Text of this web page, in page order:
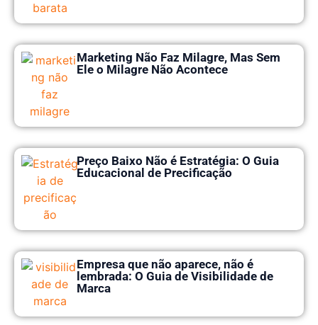
Marketing Não Faz Milagre, Mas Sem
Ele o Milagre Não Acontece
Preço Baixo Não é Estratégia: O Guia
Educacional de Precificação
Empresa que não aparece, não é
lembrada: O Guia de Visibilidade de
Marca